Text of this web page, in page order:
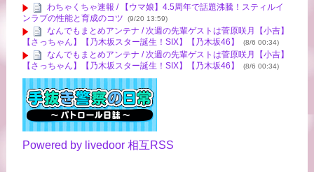
わちゃくちゃ速報 / 【ウマ娘】4.5周年で話題沸騰！スティルイ
ンラブの性能と育成のコツ
(9/20 13:59)
なんでもまとめアンテナ / 次週の先輩ゲストは菅原咲月【小吉】
【さっちゃん】【乃木坂スター誕生！SIX】【乃木坂46】
(8/6 00:34)
なんでもまとめアンテナ / 次週の先輩ゲストは菅原咲月【小吉】
【さっちゃん】【乃木坂スター誕生！SIX】【乃木坂46】
(8/6 00:34)
Powered by livedoor 相互RSS